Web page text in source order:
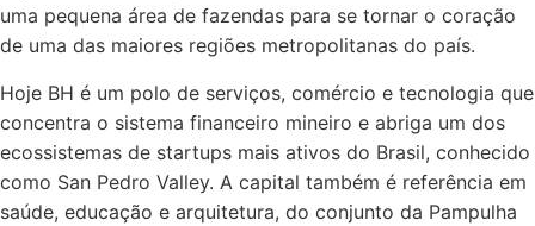
uma pequena área de fazendas para se tornar o coração
de uma das maiores regiões metropolitanas do país.
Hoje BH é um polo de serviços, comércio e tecnologia que
concentra o sistema financeiro mineiro e abriga um dos
ecossistemas de startups mais ativos do Brasil, conhecido
como San Pedro Valley. A capital também é referência em
saúde, educação e arquitetura, do conjunto da Pampulha